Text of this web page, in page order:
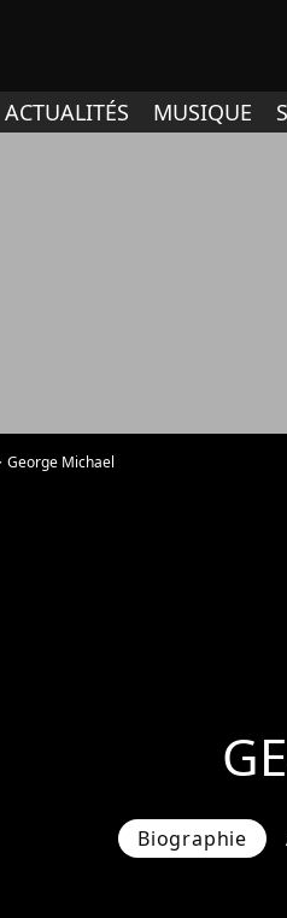
ACTUALITÉS MUSIQUE
George Michael
Biographie